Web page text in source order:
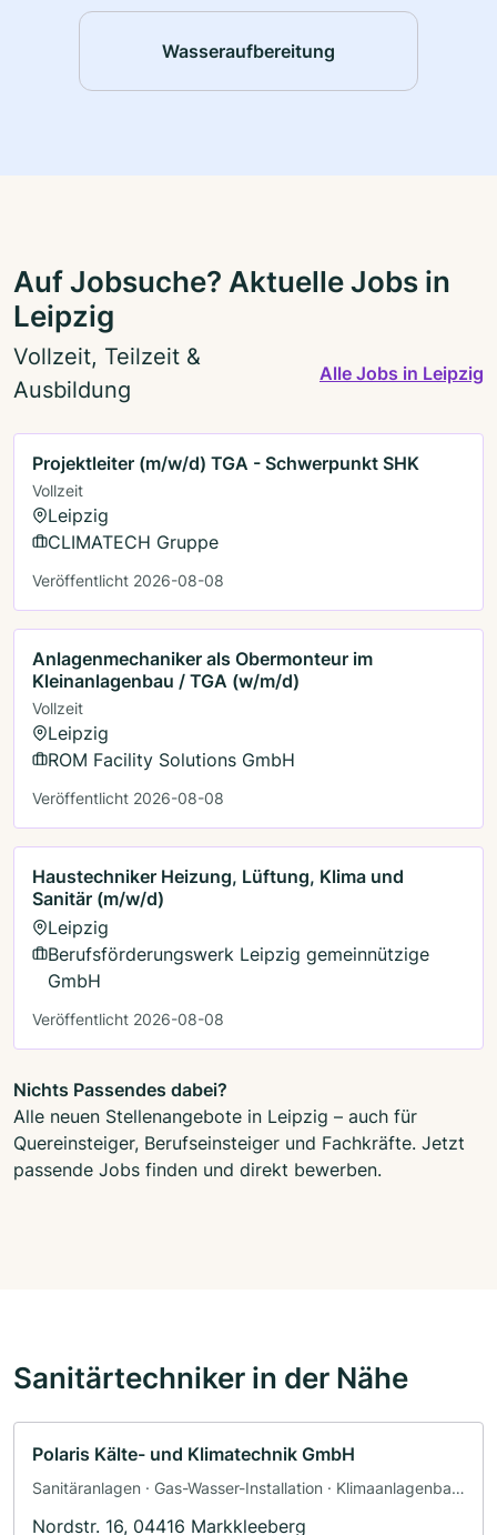
Wasseraufbereitung
Auf Jobsuche? Aktuelle Jobs in
Leipzig
Vollzeit, Teilzeit &
Ausbildung
Alle Jobs in Leipzig
Projektleiter (m/w/d) TGA - Schwerpunkt SHK
Vollzeit
Leipzig
CLIMATECH Gruppe
Veröffentlicht 2026-08-08
Anlagenmechaniker als Obermonteur im
Kleinanlagenbau / TGA (w/m/d)
Vollzeit
Leipzig
ROM Facility Solutions GmbH
Veröffentlicht 2026-08-08
Haustechniker Heizung, Lüftung, Klima und
Sanitär (m/w/d)
Leipzig
Berufsförderungswerk Leipzig gemeinnützige
GmbH
Veröffentlicht 2026-08-08
Nichts Passendes dabei?
Alle neuen Stellenangebote in Leipzig – auch für
Quereinsteiger, Berufseinsteiger und Fachkräfte. Jetzt
passende Jobs finden und direkt bewerben.
Sanitärtechniker in der Nähe
Polaris Kälte- und Klimatechnik GmbH
Sanitäranlagen · Gas-Wasser-Installation · Klimaanlagenbau
Nordstr. 16, 04416 Markkleeberg